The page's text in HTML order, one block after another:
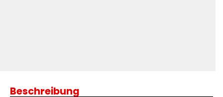
Beschreibung